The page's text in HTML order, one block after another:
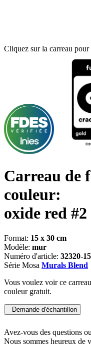
Cliquez sur la carreau
Carreau de
couleur:
oxide red #2
Format: 15 x 30 cm
Modèle: mur
Numéro d'article: 32320-
Série Mosa Murals Blend
Vous voulez voir ce
couleur gratuit.
Demande d'échantillon
Avez-vous des questions
Nous sommes heureux de